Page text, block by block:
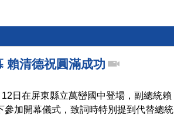
賴清德祝圓滿成功
日在屏東縣立萬巒國中登場，副總統賴
參加開幕儀式，致詞時特別提到代替總統